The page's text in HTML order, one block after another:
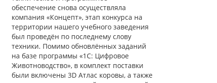
обеспечение снова осуществляла
компания «Концепт», этап конкурса на
территории нашего учебного заведения
был проведён по последнему слову
техники. Помимо обновлённых заданий
на базе программы «1С: Цифровое
Животноводство», в комплект поставки
были включены 3D Атлас коровы, а также